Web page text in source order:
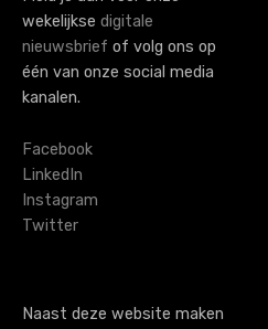
wekelijkse digitale
nieuwsbrief of volg ons op
één van onze social media
kanalen.
Facebook
LinkedIn
Instagram
Twitter
Naast deze website maken